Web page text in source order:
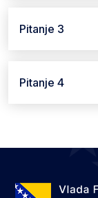
Pitanje 3
Pitanje 4